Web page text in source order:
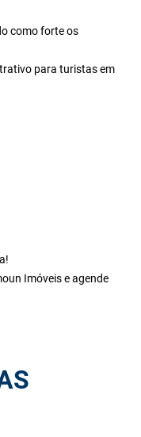
como forte os
para turistas em
Imóveis e agende